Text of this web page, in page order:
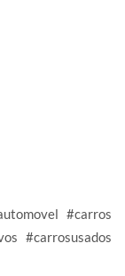
#carros
#carrosusados